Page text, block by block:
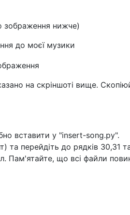
зображення нижче)
до моєї музики
на скріншоті вище.
вставити у "insert-song.py".
та перейдіть до рядків 30,31
Пам'ятайте, що всі файли